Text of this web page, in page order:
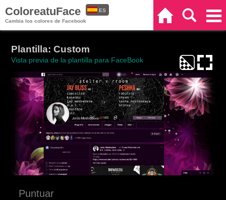
ColoreatuFace
Cambia los colores de Facebook
ES
Plantilla: Custom
Vista previa de la plantilla para FaceBook
Puntuar